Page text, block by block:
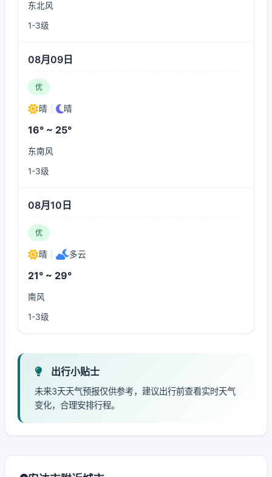
东北风
1-3级
08月09日
优
晴 晴
16° ~ 25°
东南风
1-3级
08月10日
优
晴 多云
21° ~ 29°
南风
1-3级
出行小贴士
未来3天天气预报仅供参考，建议出行前查看实时天气
变化，合理安排行程。